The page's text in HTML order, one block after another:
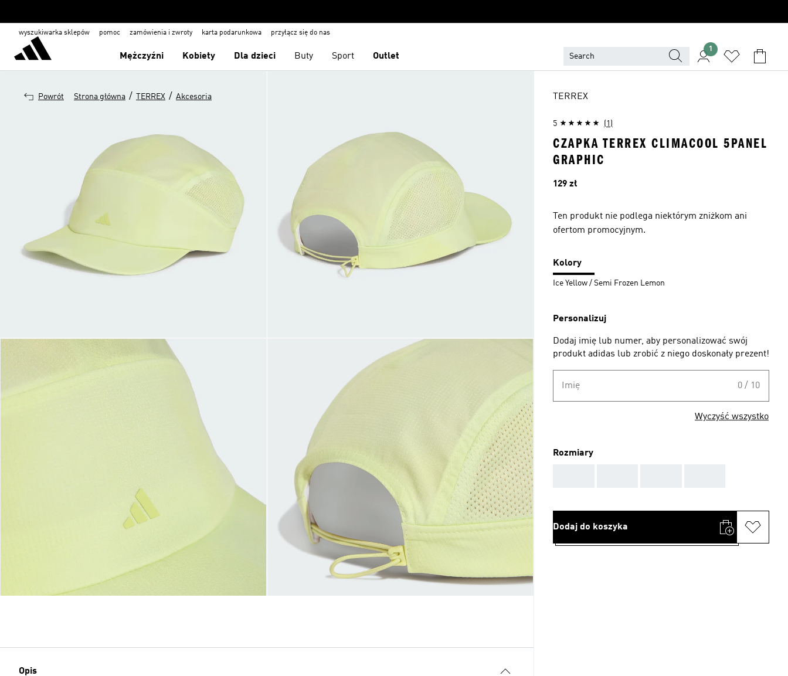
wyszukiwarka sklepów pomoc zamówienia i zwroty karta podarunkowa przyłącz się do nas
Mężczyźni Kobiety Dla dzieci Buty Sport Outlet
1
Powrót Strona główna / TERREX / Akcesoria
Opis
TERREX
5 (1)
CZAPKA TERREX CLIMACOOL 5PANEL
GRAPHIC
Cena
129 zł
Ten produkt nie podlega niektórym zniżkom ani
ofertom promocyjnym.
Kolory
Ice Yellow / Semi Frozen Lemon
Personalizuj
Dodaj imię lub numer, aby personalizować swój
produkt adidas lub zrobić z niego doskonały prezent!
Imię 0 / 10
Wyczyść wszystko
Rozmiary
Dodaj do koszyka